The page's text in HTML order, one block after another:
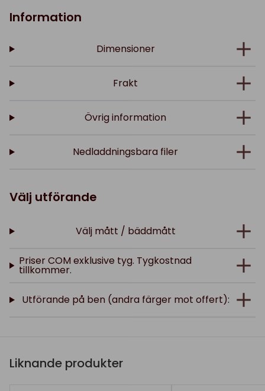
Information
Dimensioner
Frakt
Övrig information
Nedladdningsbara filer
Välj utförande
Välj mått / bäddmått
Priser COM exklusive tyg. Tygkostnad
tillkommer.
Utförande på ben (andra färger mot offert):
Liknande produkter